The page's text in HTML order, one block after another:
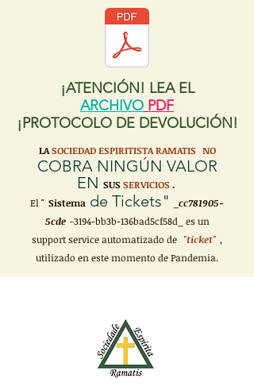
¡ATENCIÓN! LEA EL
ARCHIVO PDF
¡PROTOCOLO DE DEVOLUCIÓN!
LA SOCIEDAD ESPIRITISTA RAMATIS NO
COBRA NINGÚN VALOR
EN SUSSERVICIOS.
El " Sistema de Tickets"
_cc781905-
5cde -3194-bb3b-136bad5cf58d_ es un
support service automatizado de "ticket" ,
utilizado en este momento de Pandemia.